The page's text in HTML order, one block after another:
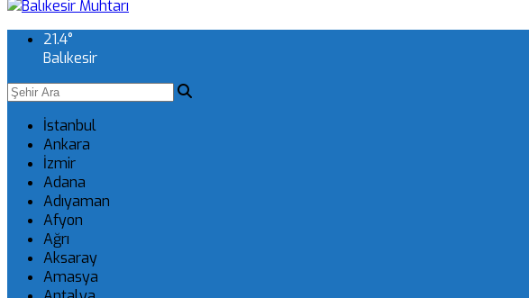
21.4°
Balıkesir
İstanbul
Ankara
İzmir
Adana
Adıyaman
Afyon
Ağrı
Aksaray
Amasya